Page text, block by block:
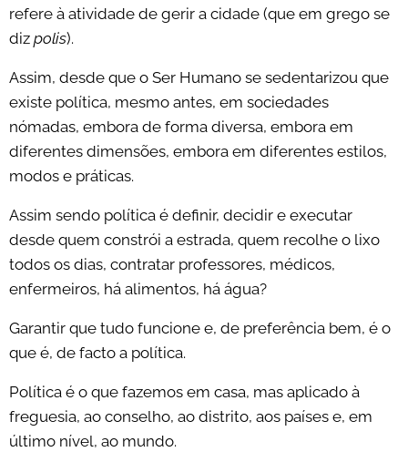
refere à atividade de gerir a cidade (que em grego se
diz polis).
Assim, desde que o Ser Humano se sedentarizou que
existe política, mesmo antes, em sociedades
nómadas, embora de forma diversa, embora em
diferentes dimensões, embora em diferentes estilos,
modos e práticas.
Assim sendo política é definir, decidir e executar
desde quem constrói a estrada, quem recolhe o lixo
todos os dias, contratar professores, médicos,
enfermeiros, há alimentos, há água?
Garantir que tudo funcione e, de preferência bem, é o
que é, de facto a política.
Política é o que fazemos em casa, mas aplicado à
freguesia, ao conselho, ao distrito, aos países e, em
último nível, ao mundo.